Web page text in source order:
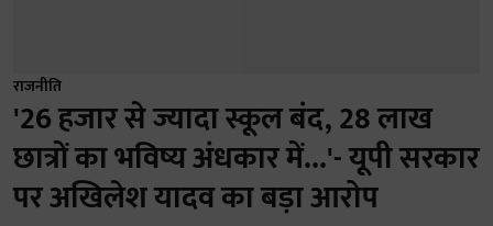
राजनीति
'26 हजार से ज्यादा स्कूल बंद, 28 लाख
छात्रों का भविष्य अंधकार में...'- यूपी सरकार
पर अखिलेश यादव का बड़ा आरोप